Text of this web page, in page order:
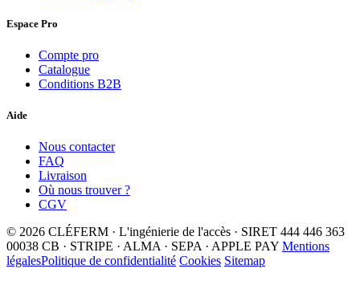
Espace Pro
Compte pro
Catalogue
Conditions B2B
Aide
Nous contacter
FAQ
Livraison
Où nous trouver ?
CGV
© 2026 CLÉFERM · L'ingénierie de l'accès · SIRET 444 446 363
00038 CB · STRIPE · ALMA · SEPA · APPLE PAY Mentions
légalesPolitique de confidentialité Cookies Sitemap